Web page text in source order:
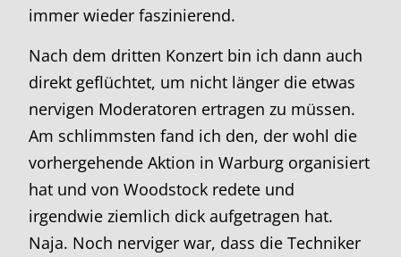
immer wieder faszinierend.
Nach dem dritten Konzert bin ich dann auch
direkt geflüchtet, um nicht länger die etwas
nervigen Moderatoren ertragen zu müssen.
Am schlimmsten fand ich den, der wohl die
vorhergehende Aktion in Warburg organisiert
hat und von Woodstock redete und
irgendwie ziemlich dick aufgetragen hat.
Naja. Noch nerviger war, dass die Techniker